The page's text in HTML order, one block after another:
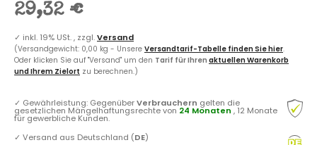
29,32 €
✓ inkl. 19% USt. , zzgl.Versand
(Versandgewicht: 0,00 kg - Unsere Versandtarif-Tabelle finden Sie hier.
Oder klicken Sie auf "Versand" um den Tarif für Ihren aktuellen Warenkorb
und Ihrem Zielort zu berechnen.)
✓ Gewährleistung: GegenüberVerbrauchern gelten die
gesetzlichen Mängelhaftungsrechte von 24 Monaten , 12 Monate
für gewerbliche Kunden.
✓ Versand aus Deutschland (DE)